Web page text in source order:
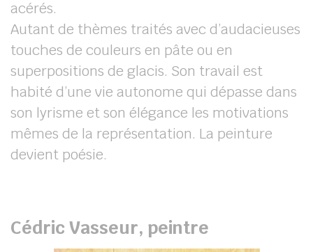
acérés.
Autant de thèmes traités avec d’audacieuses
touches de couleurs en pâte ou en
superpositions de glacis. Son travail est
habité d’une vie autonome qui dépasse dans
son lyrisme et son élégance les motivations
mêmes de la représentation. La peinture
devient poésie.
Cédric Vasseur, peintre